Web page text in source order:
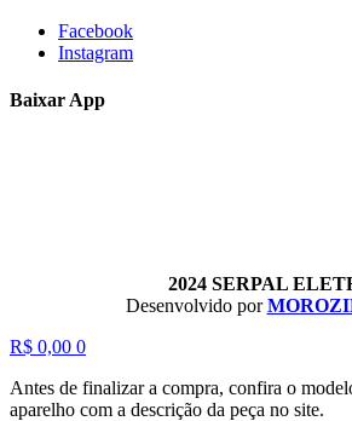
Facebook
Instagram
Baixar App
2024 SERPAL
Desenvolvido por
R$ 0,00 0
Antes de finalizar a compra, confira o
aparelho com a descrição da peça no site.